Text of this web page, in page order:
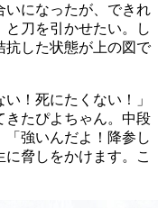
いになったが、できれ
刀を引かせたい。し
抗した状態が上の図で
！死にたくない！」
きたぴよちゃん。中段
、「強いんだよ！降参し
脅しをかけます。こ